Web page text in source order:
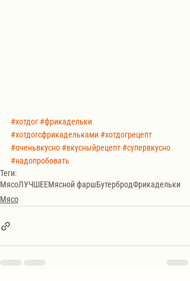
#хотдог#фрикадельки
#хотдогсфрикадельками#хотдогрецепт
#оченьвкусно#вкусныйрецепт#супервкусно
#надопробовать
Теги:
МясоЛУЧШЕЕМясной фаршБутербродФрикадельки
Мясо